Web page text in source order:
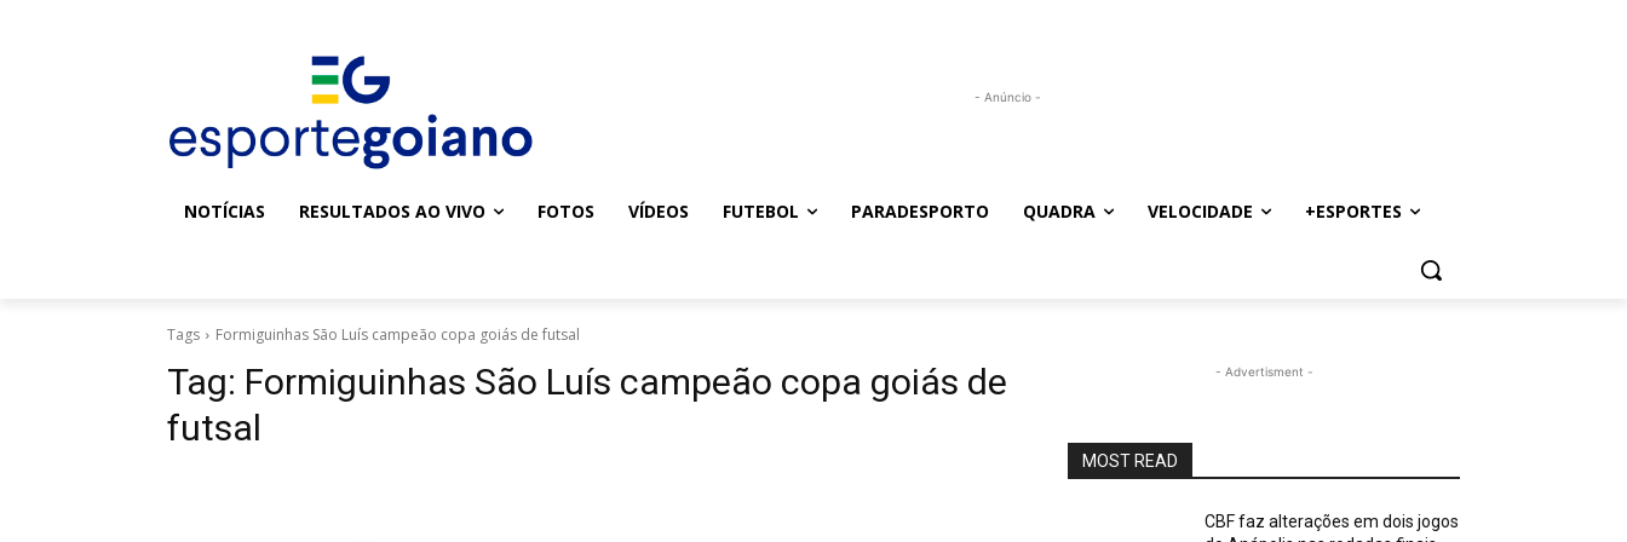
- Anúncio -
NOTÍCIAS RESULTADOS AO VIVO FOTOS VÍDEOS FUTEBOL PARADESPORTO QUADRA VELOCIDADE +ESPORTES
Tags Formiguinhas São Luís campeão copa goiás de futsal
Tag: Formiguinhas São Luís campeão copa goiás de
futsal
- Advertisment -
MOST READ
CBF faz alterações em dois jogos